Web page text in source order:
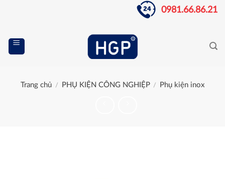
0981.66.86.21
Trang chủ / PHỤ KIỆN CÔNG NGHIỆP / Phụ kiện inox